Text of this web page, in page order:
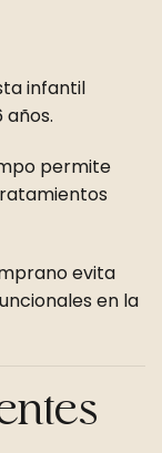
infantil
permite
evita
en la